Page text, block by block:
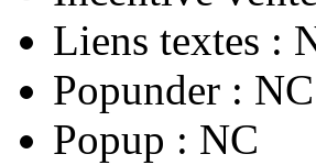
Liens textes :
Popunder : NC
Popup : NC